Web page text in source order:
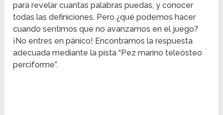
para revelar cuantas palabras puedas, y conocer
todas las definiciones. Pero ¿qué podemos hacer
cuando sentimos que no avanzamos en el juego?
¡No entres en pánico! Encontramos la respuesta
adecuada mediante la pista “Pez marino teleósteo
perciforme”.